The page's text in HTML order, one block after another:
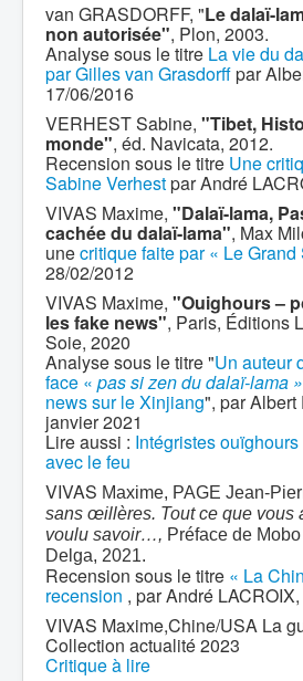
van GRASDORFF, "Le dalaï-
non autorisée", Plon, 2003.
Analyse sous le titre La vie du
par Gilles van Grasdorffpar
17/06/2016
VERHEST Sabine, "Tibet,
monde", éd. Navicata, 2012.
Recension sous le titre Une
Sabine Verhestpar André
VIVAS Maxime, "Dalaï-lama,
cachée du dalaï-lama", Max
unecritique faite par « Le Grand
28/02/2012
VIVAS Maxime, "Ouighours –
les fake news", Paris, Éditions
Soie, 2020
Analyse sous le titre "Un auteur
face « pas si zen du dalaï-lama »
news sur le Xinjiang", par Albert
janvier 2021
Lire aussi : Intégristes
avec le feu
VIVAS Maxime, PAGE Jean-
sans œillères. Tout ce que vous
voulu savoir…, Préface de
Delga, 2021.
Recension sous le titre « La
recension , par André
VIVAS Maxime,Chine/USA La
Collection actualité 2023
Critique à lire